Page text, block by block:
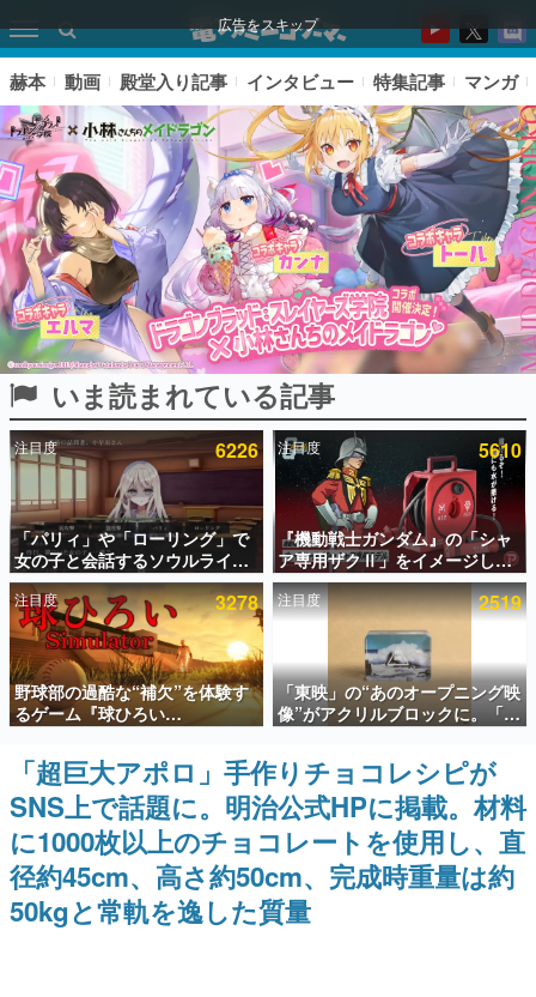
広告をスキップ
ピックアップ
電ファミのいま読まれている記事ランキング
アプリセール情報
インタビュー
連載・特集一覧
殿堂入り記事
SNS拡散数が数千以上！ ページビュー数万以上！ などな
ど。多くの人々に読まれた、電ファミ渾身の“殿堂入り”記
事をまとめました。
ゲームの企画書
名作ゲームクリエイターの方々に製作時のエピソードをお
聞きし、ヒットする企画（ゲーム）とは何か？を探ってい
きます。
赫本
この物語を解いてはいけない。『赫本』は、〈試験問題〉
の形をした短編ホラー小説集です。
赫本 動画 殿堂入り記事 インタビュー 特集記事 マンガ
いま読まれている記事
注目度 6226
「パリィ」や「ローリング」で
女の子と会話するソウルライク
恋愛ゲーム『小早川さんはソウ
ルライク』無料公開。返事に失
敗すると「YOU DIED」
注目度 5610
『機動戦士ガンダム』の「シャ
ア専用ザクⅡ」をイメージした
散水ホースリールが予約開始。
本体にはシャアのパーソナルマ
ークやジオン公国軍のエンブレ
ム、型式番号などを配置
注目度 3278
野球部の過酷な“補欠”を体験す
るゲーム『球ひろい
Simulator』が「1件」のウィッ
シュリストをもとにチェコ語に
対応しSNSで話題に。『キング
ダム・カム』開発元やチェコの
プロ野球選手から称賛の声
注目度 2519
「東映」の“あのオープニング映
像”がアクリルブロックに。「東
映ヒストリカル グッズコレクシ
ョン」が8月下旬より発売
「超巨大アポロ」手作りチョコレシピが
SNS上で話題に。明治公式HPに掲載。材料
に1000枚以上のチョコレートを使用し、直
径約45cm、高さ約50cm、完成時重量は約
50kgと常軌を逸した質量